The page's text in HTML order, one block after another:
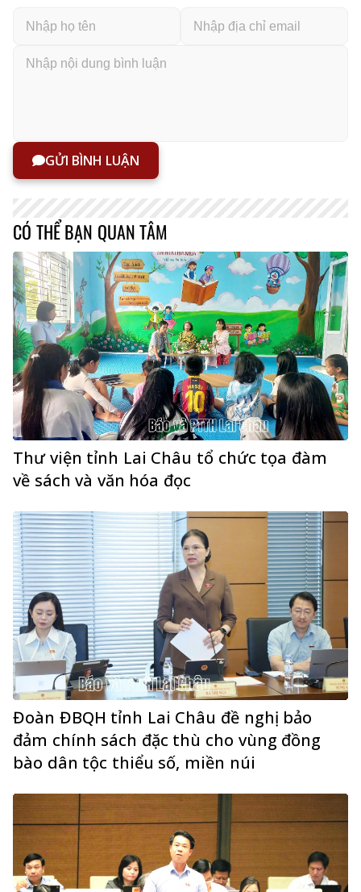
GỬI BÌNH LUẬN
CÓ THỂ BẠN QUAN TÂM
Thư viện tỉnh Lai Châu tổ chức tọa đàm
về sách và văn hóa đọc
Đoàn ĐBQH tỉnh Lai Châu đề nghị bảo
đảm chính sách đặc thù cho vùng đồng
bào dân tộc thiểu số, miền núi